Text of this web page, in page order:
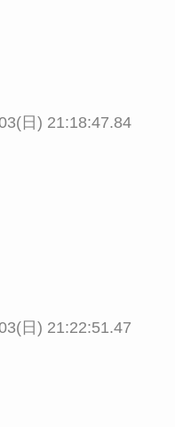
日) 21:18:47.84
日) 21:22:51.47